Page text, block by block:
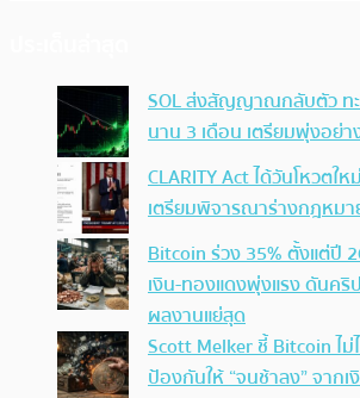
SOL ส่งสัญญาณกลับตัว ท
นาน 3 เดือน เตรียมพุ่งอย่า
CLARITY Act ได้วันโหวต
เตรียมพิจารณาร่างกฎหม
Bitcoin ร่วง 35% ตั้งแต่ปี
เงิน-ทองแดงพุ่งแรง ดันค
ผลงานแย่สุด
Scott Melker ชี้ Bitcoin ไม่
ป้องกันให้ “จนช้าลง” จากเ